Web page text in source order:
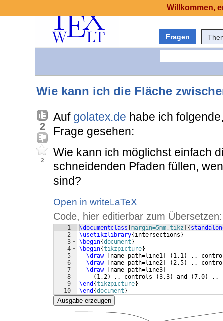
Fragen
Wie kann ich die Fläche
2
2
Auf golatex.de habe ich
Frage gesehen:
Wie kann ich möglichst einfach
schneidenden Pfaden füllen,
sind?
Open in writeLaTeX
Code, hier editierbar zum Übersetzen:
1
2
3
4
5
6
7
8
9
10
\documentclass margin=5mm,tikz {
\usetikzlibrary{ intersections }
\begin{document }
\begin{tikzpicture}
\draw
name path=line1 ( 1,1)
..
\draw
name path=line2 (2,5)
..
\draw
name path=line3
( 1,2) .. controls (3,3) and (7,0) ..
\end {tikzpicture}
\end {document }
Ausgabe erzeugen
Willkommen,